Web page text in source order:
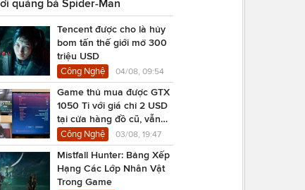
quảng bá Spider-Man
Tencent được cho là hủy
bom tấn thế giới mở 300
triệu USD
Công Nghệ 04/08, 09:54
Game thủ mua được GTX
1050 Ti với giá chỉ 2 USD
tại cửa hàng đồ cũ, vẫn
chạy Cyberpunk 2077
Công Nghệ 03/08, 19:47
Mistfall Hunter: Bảng Xếp
Hạng Các Lớp Nhân Vật
Trong Game